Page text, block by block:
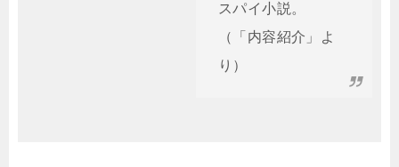
スパイ小説。
（「内容紹介」よ
り）